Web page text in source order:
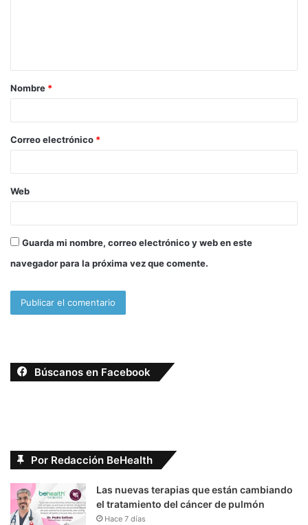
a
r
*
Nombre *
Correo electrónico *
Web
Guarda mi nombre, correo electrónico y web en este
navegador para la próxima vez que comente.
Búscanos en Facebook
Por Redacción BeHealth
Las nuevas terapias que están cambiando
el tratamiento del cáncer de pulmón
Hace 7 días